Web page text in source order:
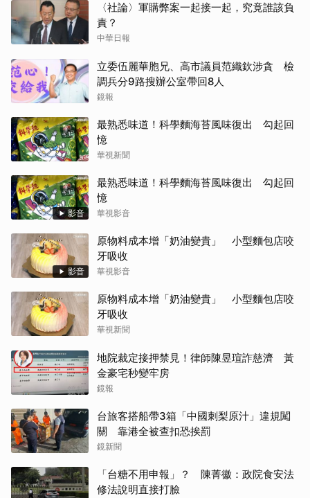
〈社論〉軍購弊案一起接一起，究竟誰該負
責？
中華日報
立委伍麗華胞兄、高市議員范織欽涉貪 檢
調兵分9路搜辦公室帶回8人
鏡報
最熟悉味道！科學麵海苔風味復出 勾起回
憶
華視新聞
影音
最熟悉味道！科學麵海苔風味復出 勾起回
憶
華視影音
影音
原物料成本增「奶油變貴」 小型麵包店咬
牙吸收
華視影音
原物料成本增「奶油變貴」 小型麵包店咬
牙吸收
華視新聞
地院裁定接押禁見！律師陳昱瑄詐慈濟 黃
金豪宅秒變牢房
鏡報
台旅客搭船帶3箱「中國刺梨原汁」違規闖
關 靠港全被查扣恐挨罰
鏡新聞
「台糖不用申報」？ 陳菁徽：政院食安法
修法說明直接打臉